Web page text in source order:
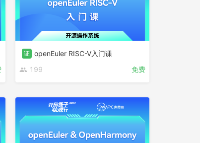
证 openEuler RISC-V入门课
199
免费